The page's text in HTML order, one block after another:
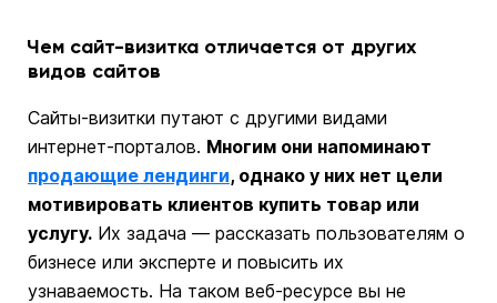
Чем сайт-визитка отличается от других
видов сайтов
Сайты-визитки путают с другими видами
интернет-порталов. Многим они напоминают
продающие лендинги, однако у них нет цели
мотивировать клиентов купить товар или
услугу. Их задача — рассказать пользователям о
бизнесе или эксперте и повысить их
узнаваемость. На таком веб-ресурсе вы не